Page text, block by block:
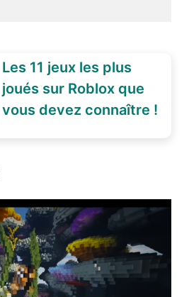
Les 11 jeux les plus
joués sur Roblox que
vous devez connaître !